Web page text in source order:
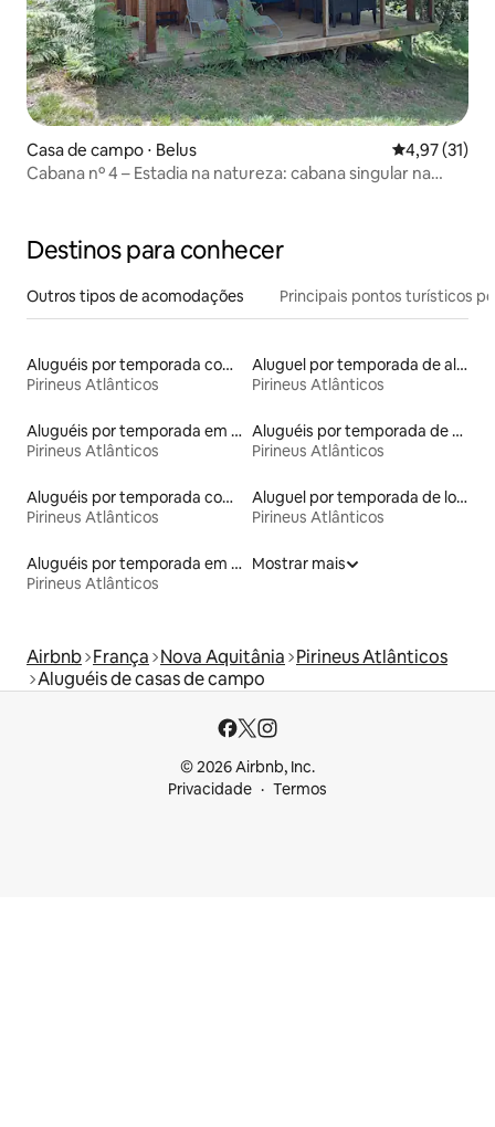
Casa de campo ⋅ Belus 4,97 de uma
4,97 (31)
Cabana nº 4 – Estadia na natureza: cabana singular na
Destinos para conhecer
Outros tipos de acomodações Principais pontos turísticos
Aluguéis por temporada com café da manhã
Pirineus Atlânticos
Aluguel por temporada de alojamentos ecológicos
Pirineus Atlânticos
Aluguéis por temporada em albergue
Pirineus Atlânticos
Aluguéis por temporada de celeiros
Pirineus Atlânticos
Aluguéis por temporada com acesso à praia
Pirineus Atlânticos
Aluguel por temporada de lofts
Pirineus Atlânticos
Aluguéis por temporada em hotéis-fazenda
Pirineus Atlânticos
Mostrar mais
Airbnb França Nova Aquitânia Pirineus Atlânticos
Aluguéis de casas de campo
© 2026 Airbnb, Inc.
Privacidade
Termos